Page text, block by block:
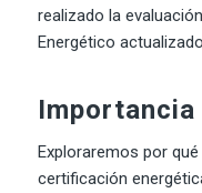
realizado la
Energético
Importancia
Exploraremos por
certificación